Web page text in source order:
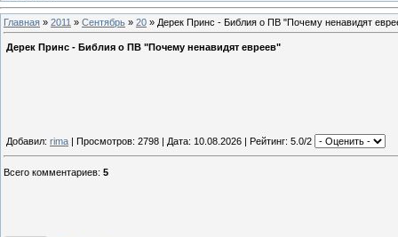
Главная » 2011 » Сентябрь » 20 » Дерек Принс - Библия о ПВ "Почему ненавидят
Дерек Принс - Библия о ПВ "Почему ненавидят евреев"
Добавил: rima | Просмотров: 2798 | Дата: 10.08.2026 | Рейтинг: 5.0/2
Всего комментариев: 5